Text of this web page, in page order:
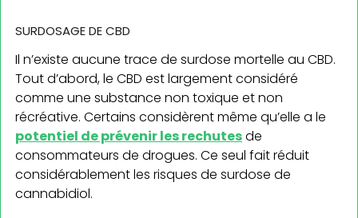
SURDOSAGE DE CBD
Il n’existe aucune trace de surdose mortelle au CBD.
Tout d’abord, le CBD est largement considéré
comme une substance non toxique et non
récréative. Certains considèrent même qu’elle a le
potentiel de prévenir les rechutesde
consommateurs de drogues. Ce seul fait réduit
considérablement les risques de surdose de
cannabidiol.